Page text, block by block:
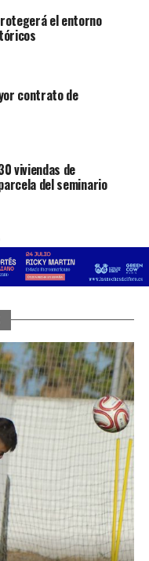
el entorno
contrato de
viviendas de
del seminario